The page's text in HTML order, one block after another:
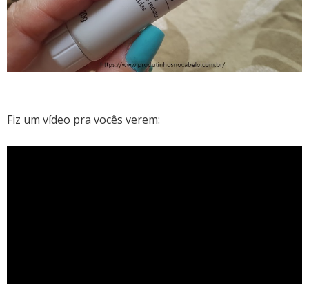
Fiz um vídeo pra vocês verem: